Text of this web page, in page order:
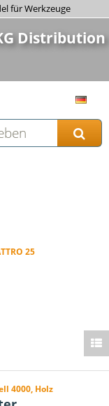
für Werkzeuge
Distribution
25
4000, Holz